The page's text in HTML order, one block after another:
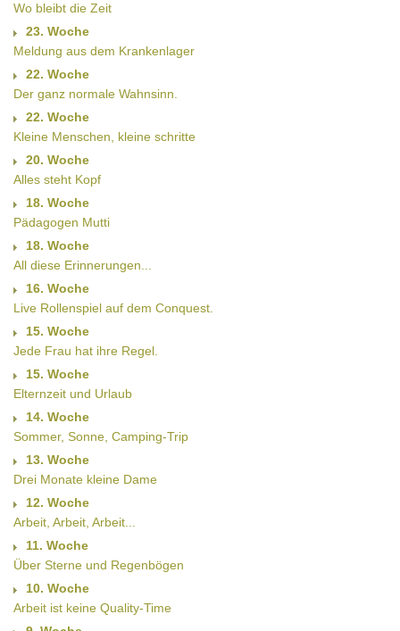
Wo bleibt die Zeit
23. Woche
Meldung aus dem Krankenlager
22. Woche
Der ganz normale Wahnsinn.
22. Woche
Kleine Menschen, kleine schritte
20. Woche
Alles steht Kopf
18. Woche
Pädagogen Mutti
18. Woche
All diese Erinnerungen...
16. Woche
Live Rollenspiel auf dem Conquest.
15. Woche
Jede Frau hat ihre Regel.
15. Woche
Elternzeit und Urlaub
14. Woche
Sommer, Sonne, Camping-Trip
13. Woche
Drei Monate kleine Dame
12. Woche
Arbeit, Arbeit, Arbeit...
11. Woche
Über Sterne und Regenbögen
10. Woche
Arbeit ist keine Quality-Time